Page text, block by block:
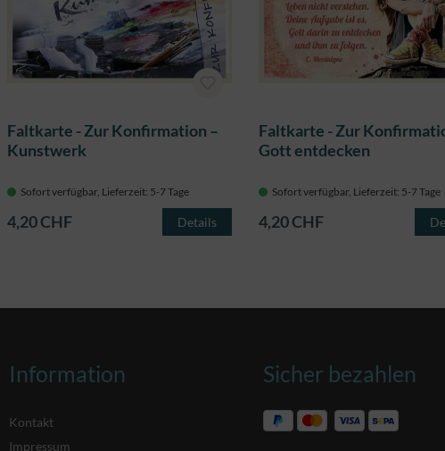
Faltkarte - Zur Konfirmation –
Kunstwerk
Sofort verfügbar, Lieferzeit: 5-7 Tage
4,20 CHF Details
Faltkarte - Zur
Gott entdecken
Sofort verfügbar, Lieferzeit: 5-7 Tage
4,20 CHF
Information
Kontakt
Impressum
Sicher bezahlen